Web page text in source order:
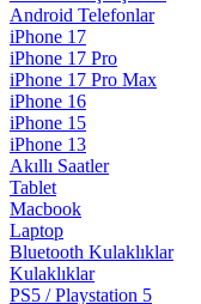
Android Telefonlar
iPhone 17
iPhone 17 Pro
iPhone 17 Pro Max
iPhone 16
iPhone 15
iPhone 13
Akıllı Saatler
Tablet
Macbook
Laptop
Bluetooth Kulaklıklar
Kulaklıklar
PS5 / Playstation 5